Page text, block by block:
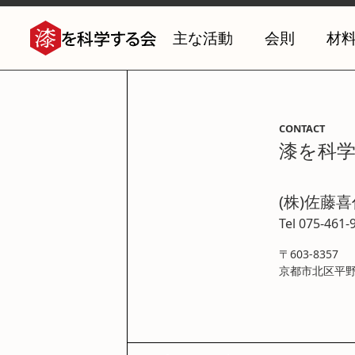
主な活動 会則 材
CONTACT
漆を科
(株)佐藤
Tel 075-461-
〒603-8357
京都市北区平